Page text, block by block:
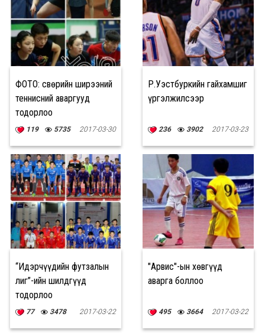
ФОТО: Өсвөрийн ширээний
теннисний аваргууд
тодорлоо
119 5735 2017-03-30
Р.Уэстбуркийн гайхамшиг
үргэлжилсээр
236 3902 2017-03-23
“Идэрчүүдийн футзалын
лиг”-ийн шилдгүүд
тодорлоо
77 3478 2017-03-22
"Арвис"-ын хөвгүүд
аварга боллоо
495 3664 2017-03-22